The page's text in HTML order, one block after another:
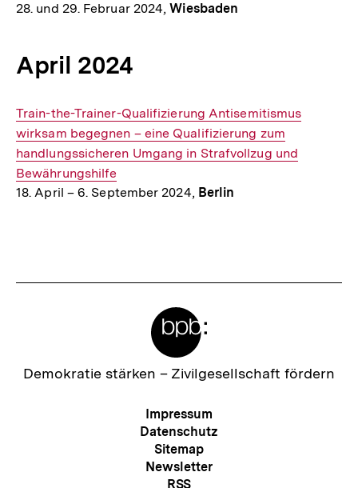
Link:
28. und 29. Februar 2024,Wiesbaden
April 2024
Interner
Link:
Train-the-Trainer-Qualifizierung Antisemitismus
wirksam begegnen – eine Qualifizierung zum
handlungssicheren Umgang in Strafvollzug und
Bewährungshilfe
18. April – 6. September 2024, Berlin
Zur
Demokratie stärken – Zivilgesellschaft fördern
Meta-
Navigation
Impressum
Datenschutz
Sitemap
Newsletter
RSS